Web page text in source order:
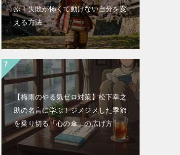
ぶ！失敗が怖くて動けない自分を変
える方法
【梅雨のやる気ゼロ対策】松下幸之
助の名言に学ぶ！ジメジメした季節
を乗り切る「心の傘」の広げ方